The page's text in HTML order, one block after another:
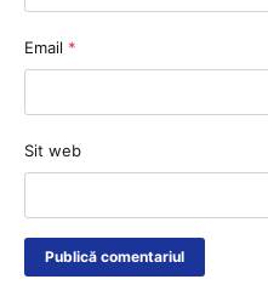
Email *
Sit web